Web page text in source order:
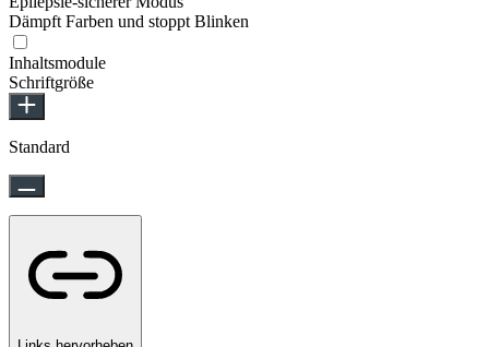
Dämpft Farben und stoppt Blinken
Inhaltsmodule
Schriftgröße
Standard